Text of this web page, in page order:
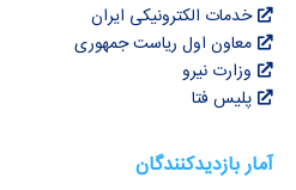
خدمات الکترونیکی ایران
معاون اول ریاست جمهوری
وزارت نیرو
پلیس فتا
آمار بازدیدکنندگان